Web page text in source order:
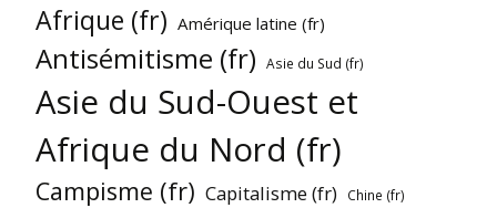
Afrique (fr) Amérique latine (fr)
Antisémitisme (fr) Asie du Sud (fr)
Asie du Sud-Ouest et
Afrique du Nord (fr)
Campisme (fr) Capitalisme (fr) Chine (fr)